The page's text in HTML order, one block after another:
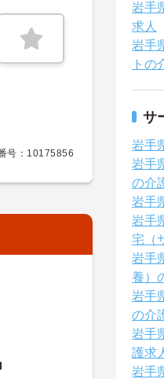
号：10175856
岩手
求人
岩手
トの
サ
岩手
岩手
の介
岩手
岩手
宅（
岩手
養）
岩手
の介
岩手
護求
岩手